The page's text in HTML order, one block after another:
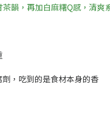
韻，再加白麻糬Q感，清爽
劑，吃到的是食材本身的香